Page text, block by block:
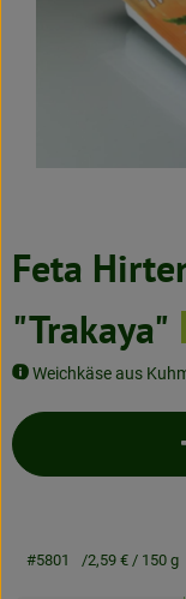
Neues &
BioDrogerie
So gehts
Blog
Feta
"Trakaya"
Weichkäse aus
#5801 2,59 € / 150 g